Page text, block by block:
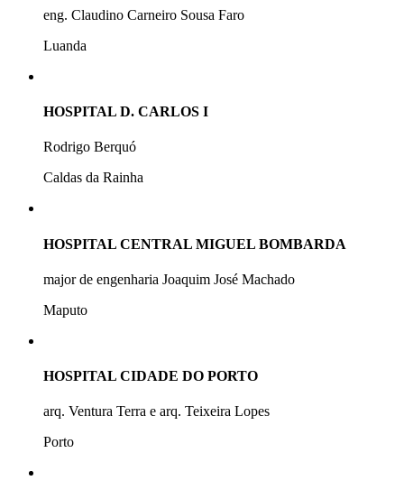
eng. Claudino Carneiro Sousa Faro
Luanda
HOSPITAL D. CARLOS I
Rodrigo Berquó
Caldas da Rainha
HOSPITAL CENTRAL MIGUEL BOMBARDA
major de engenharia Joaquim José Machado
Maputo
HOSPITAL CIDADE DO PORTO
arq. Ventura Terra e arq. Teixeira Lopes
Porto